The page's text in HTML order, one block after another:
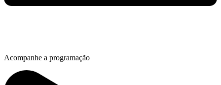
Acompanhe a programação